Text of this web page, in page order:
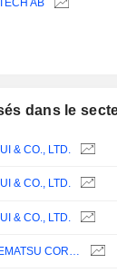
AB
dans le
& CO., LTD.
& CO., LTD.
& CO., LTD.